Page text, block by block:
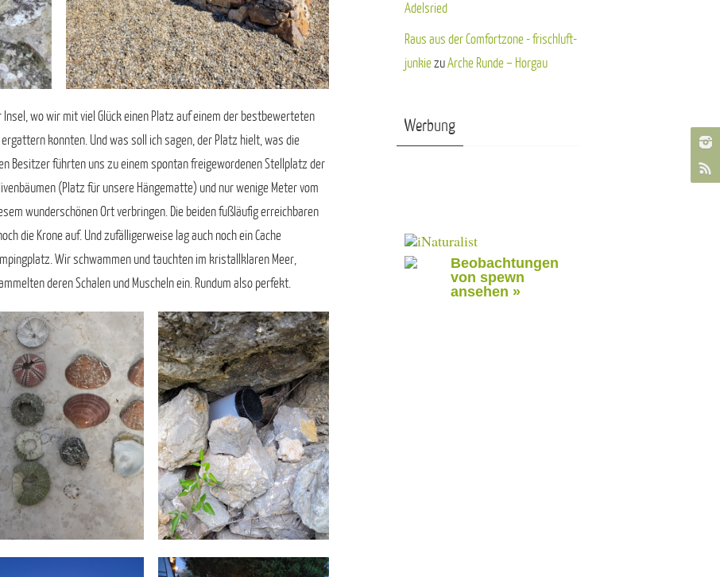
wo wir mit viel Glück einen Platz auf einem der bestbewerteten
konnten. Und was soll ich sagen, der Platz hielt, was die
Besitzer führten uns zu einem spontan freigewordenen Stellplatz der
(Platz für unsere Hängematte) und nur wenige Meter vom
wunderschönen Ort verbringen. Die beiden fußläufig erreichbaren
die Krone auf. Und zufälligerweise lag auch noch ein Cache
Wir schwammen und tauchten im kristallklaren Meer,
deren Schalen und Muscheln ein. Rundum also perfekt.
Adelsried
Raus aus der Comfortzone - frischluft-
junkiezuArche Runde – Horgau
Werbung
Beobachtungen
von spewn
ansehen »